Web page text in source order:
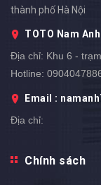
thành phố Hà Nội
TOTO Nam Anh
Địa chỉ: Khu 6 -
Hotline:
Email :
Địa chỉ: